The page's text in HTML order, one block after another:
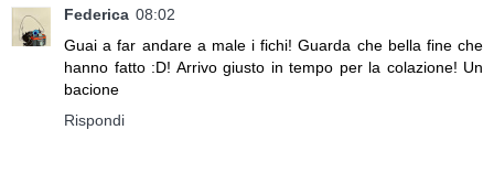
Federica 08:02
Guai a far andare a male i fichi! Guarda che bella fine che
hanno fatto :D! Arrivo giusto in tempo per la colazione! Un
bacione
Rispondi